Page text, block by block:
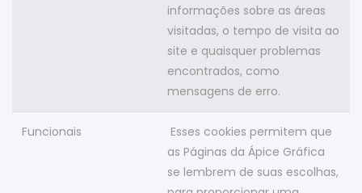
informações sobre as áreas
visitadas, o tempo de visita ao
site e quaisquer problemas
encontrados, como
mensagens de erro.
Funcionais
Esses cookies permitem que
as Páginas da Ápice Gráfica
se lembrem de suas escolhas,